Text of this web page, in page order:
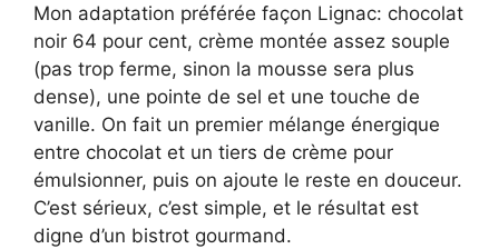
Mon adaptation préférée façon Lignac: chocolat
noir 64 pour cent, crème montée assez souple
(pas trop ferme, sinon la mousse sera plus
dense), une pointe de sel et une touche de
vanille. On fait un premier mélange énergique
entre chocolat et un tiers de crème pour
émulsionner, puis on ajoute le reste en douceur.
C’est sérieux, c’est simple, et le résultat est
digne d’un bistrot gourmand.